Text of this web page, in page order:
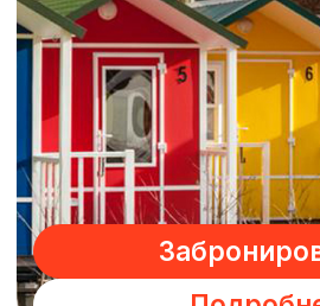
арт-
пространства